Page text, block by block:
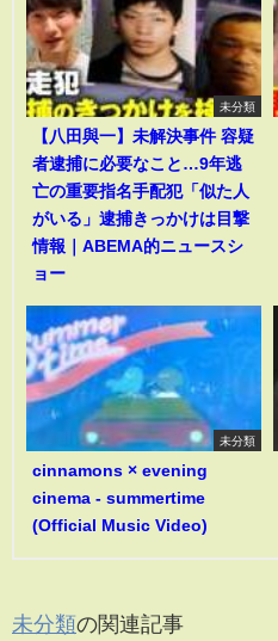
未分類
【八田與一】未解決事件 容疑
者逮捕に必要なこと…9年逃
亡の重要指名手配犯「似た人
がいる」逮捕きっかけは目撃
情報｜ABEMA的ニュースシ
ョー
未分類
cinnamons × evening
cinema - summertime
(Official Music Video)
未分類の関連記事